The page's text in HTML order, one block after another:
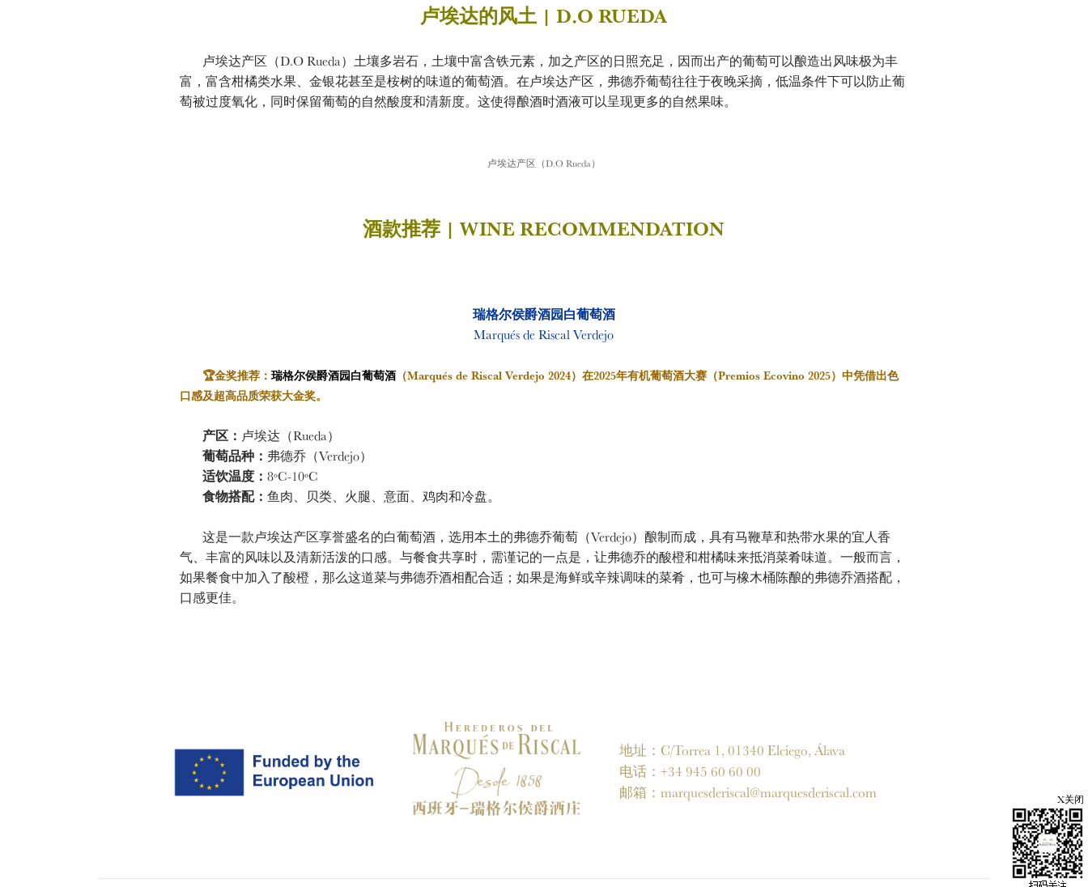
卢埃达的风土 | D.O RUEDA
卢埃达产区（D.O Rueda）土壤多岩石，土壤中富含铁元素，加之产区的日照充足，因而出产的葡萄可以酿造出风味极为丰
富，富含柑橘类水果、金银花甚至是桉树的味道的葡萄酒。在卢埃达产区，弗德乔葡萄往往于夜晚采摘，低温条件下可以防止葡
萄被过度氧化，同时保留葡萄的自然酸度和清新度。这使得酿酒时酒液可以呈现更多的自然果味。
卢埃达产区（D.O Rueda）
酒款推荐 | WINE RECOMMENDATION
瑞格尔侯爵酒园白葡萄酒
Marqués de Riscal Verdejo
🏆金奖推荐： 瑞格尔侯爵酒园白葡萄酒（Marqués de Riscal Verdejo 2024）在2025年有机葡萄酒大赛（Premios Ecovino 2025）中凭借出色
口感及超高品质荣获大金奖。
产区： 卢埃达（Rueda）
葡萄品种： 弗德乔（Verdejo）
适饮温度： 8ºC-10ºC
食物搭配： 鱼肉、贝类、火腿、意面、鸡肉和冷盘。
这是一款卢埃达产区享誉盛名的白葡萄酒，选用本土的弗德乔葡萄（Verdejo）酿制而成，具有马鞭草和热带水果的宜人香
气、丰富的风味以及清新活泼的口感。与餐食共享时，需谨记的一点是，让弗德乔的酸橙和柑橘味来抵消菜肴味道。一般而言，
如果餐食中加入了酸橙，那么这道菜与弗德乔酒相配合适；如果是海鲜或辛辣调味的菜肴，也可与橡木桶陈酿的弗德乔酒搭配，
口感更佳。
地址：C/Torrea 1, 01340 Elciego, Álava
电话：+34 945 60 60 00
邮箱： marquesderiscal@marquesderiscal.com X关闭